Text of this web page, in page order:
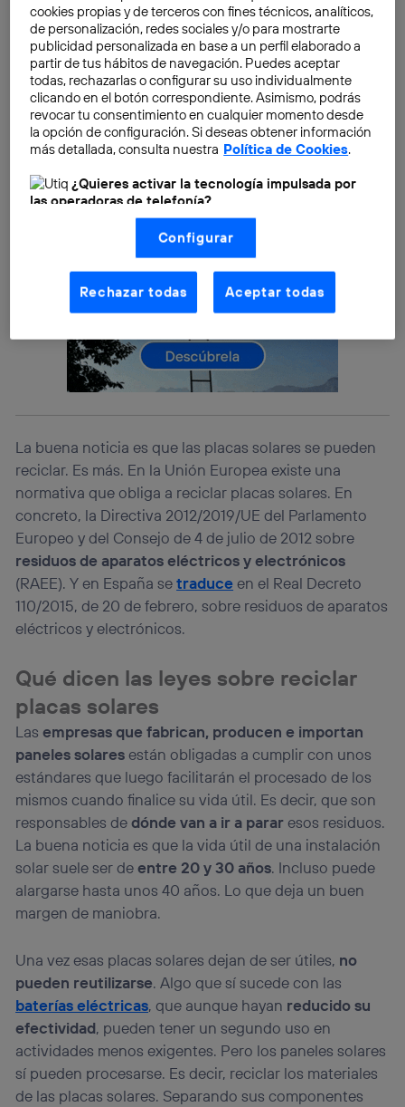
tiene un impacto. Menor, pero impacto al fin y al cabo.
Y cuando llegan al final de su vida útil, se convierten
en residuos.
La buena noticia es que las placas solares se pueden
reciclar. Es más. En la Unión Europea existe una
normativa que obliga a reciclar placas solares. En
concreto, la Directiva 2012/2019/UE del Parlamento
Europeo y del Consejo de 4 de julio de 2012 sobre
residuos de aparatos eléctricos y electrónicos
(RAEE). Y en España setraduceen el Real Decreto
110/2015, de 20 de febrero, sobre residuos de aparatos
eléctricos y electrónicos.
Qué dicen las leyes sobre reciclar
placas solares
Lasempresas que fabrican, producen e importan
paneles solaresestán obligadas a cumplir con unos
estándares que luego facilitarán el procesado de los
mismos cuando finalice su vida útil. Es decir, que son
responsables dedónde van a ir a pararesos residuos.
La buena noticia es que la vida útil de una instalación
solar suele ser deentre 20 y 30 años. Incluso puede
alargarse hasta unos 40 años. Lo que deja un buen
margen de maniobra.
Una vez esas placas solares dejan de ser útiles, no
pueden reutilizarse. Algo que sí sucede con las
baterías eléctricas, que aunque hayan reducido su
efectividad, pueden tener un segundo uso en
actividades menos exigentes. Pero los paneles solares
sí pueden procesarse. Es decir, reciclar los materiales
de las placas solares. Separando sus componentes
cookies propias y de terceros con fines técnicos, analíticos,
de personalización, redes sociales y/o para mostrarte
publicidad personalizada en base a un perfil elaborado a
partir de tus hábitos de navegación. Puedes aceptar
todas, rechazarlas o configurar su uso individualmente
clicando en el botón correspondiente. Asimismo, podrás
revocar tu consentimiento en cualquier momento desde
la opción de configuración. Si deseas obtener información
más detallada, consulta nuestra Política de Cookies.
¿Quieres activar la tecnología impulsada por
las operadoras de telefonía?
Nosotros, Telefónica S.A., utilizamos la tecnología Utiq para
realizar nuestras acciones de marketing digital o análisis
(como se describe en este aviso de consentimiento)
basadas en tu navegación en nuestra(s) web(s)
aquí(solo cuando utilizas una conexión a
internet habilitada , proporcionada por una de las
operadoras de telefonía participantes, y otorgas tu
La tecnología Utiq está diseñada con la privacidad como
prioridad ofreciéndote elección y control.
La tecnología utiliza un identificador cifrado creado por tu
operadora de telefonía, utilizando tu dirección IP y otra
telecomunicaciones vinculada a la conexión que utilizas
(p. ej., número de teléfono móvil).
Este identificador se asigna a la conexión de internet, por
lo que cualquier persona que conecte su dispositivo y
consienta el uso de la tecnología recibirá el mismo
identificador. Típicamente:
Si utilizas unaconexión de banda ancha(p. ej., Wi-Fi),
el marketing o análisis se realizará en función de las
actividades de navegación de los miembros del hogar
que hayan dado su consentimiento.
Si utilizas
navegación del usuario del móvil.
Puedes gestionar los consentimientos Utiq seleccionando
“Administrar Utiq” en la parte inferior de esta página web o
visitando el portal de privacidad de Utiq
(“consenthub”). Para más información, consulta
la política de privacidad de Utiq
Configurar
Rechazar todas Aceptar todas